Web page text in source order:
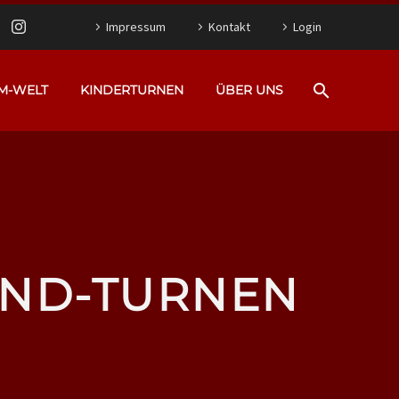
Impressum Kontakt Login
WELT KINDERTURNEN ÜBER UNS
TURNEN